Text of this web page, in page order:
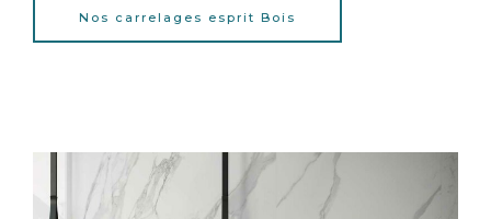
Nos carrelages esprit Bois